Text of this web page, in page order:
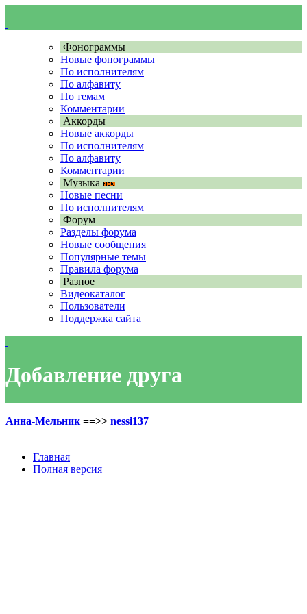
Фонограммы
Новые фонограммы
По исполнителям
По алфавиту
По темам
Комментарии
Аккорды
Новые аккорды
По исполнителям
По алфавиту
Комментарии
Музыка
Новые песни
По исполнителям
Форум
Разделы форума
Новые сообщения
Популярные темы
Правила форума
Разное
Видеокаталог
Пользователи
Поддержка сайта
Добавление друга
Анна-Мельник ==>> nessi137
Главная
Полная версия